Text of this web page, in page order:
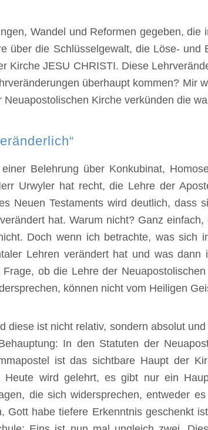
Wandel und Reformen gegeben, die
über die Schlüsselgewalt, die Löse- und
Kirche JESU CHRISTI. Diese
überhaupt kommen? Mir
Kirche verkünden die
Belehrung über Konkubinat,
Urwyler hat recht, die Lehre der
Neuen Testaments wird deutlich, dass
hat. Warum nicht? Ganz
Doch wenn ich betrachte, was sich
Lehren verändert hat und was
ob die Lehre der
können nicht vom Heiligen
diese ist nicht relativ, sondern absolut
In den Statuten der
ist das sichtbare Haupt der
Heute wird gelehrt, es gibt nur ein
die sich widersprechen, entweder
Gott habe tiefere Erkenntnis geschenkt